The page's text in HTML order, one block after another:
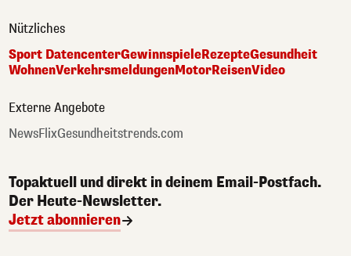
Nützliches
Sport DatencenterGewinnspieleRezepteGesundheit
WohnenVerkehrsmeldungenMotorReisenVideo
Externe Angebote
NewsFlixGesundheitstrends.com
Topaktuell und direkt in deinem Email-Postfach.
Der Heute-Newsletter.
Jetzt abonnieren